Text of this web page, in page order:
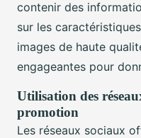
contenir des
sur les
images de haute
engageantes pour
Utilisation des
promotion
Les réseaux sociaux